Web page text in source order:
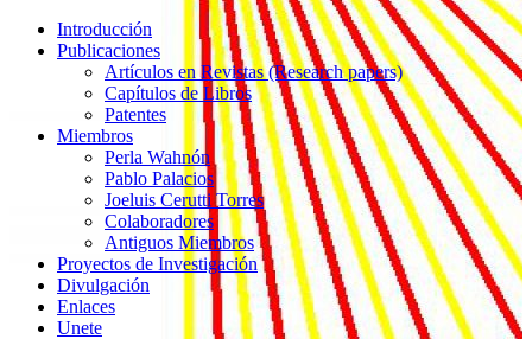
Introducción
Publicaciones
Artículos en Revistas (Research papers)
Capítulos de Libros
Patentes
Miembros
Perla Wahnón
Pablo Palacios
Joeluis Cerutti Torres
Colaboradores
Antiguos Miembros
Proyectos de Investigación
Divulgación
Enlaces
Unete